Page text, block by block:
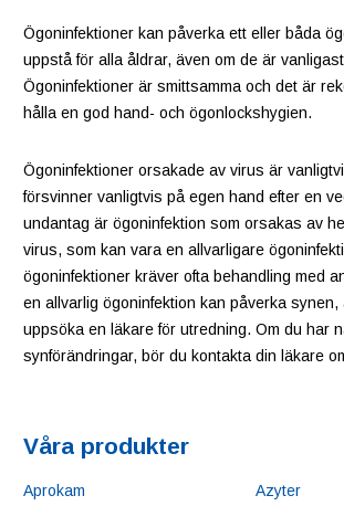
Ögoninfektioner kan påverka ett eller båda
uppstå för alla åldrar, även om de är
Ögoninfektioner är smittsamma och det är
hålla en god hand- och ögonlockshygien.
Ögoninfektioner orsakade av virus är
försvinner vanligtvis på egen hand efter en
undantag är ögoninfektion som orsakas av
virus, som kan vara en allvarligare
ögoninfektioner kräver ofta behandling med
en allvarlig ögoninfektion kan påverka synen,
uppsöka en läkare för utredning. Om du har
synförändringar, bör du kontakta din läkare
Våra produkter
Aprokam Azyter